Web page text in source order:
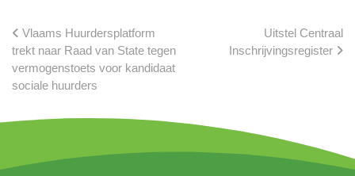
Vlaams Huurdersplatform
trekt naar Raad van State tegen
vermogenstoets voor kandidaat
sociale huurders
Uitstel Centraal
Inschrijvingsregister